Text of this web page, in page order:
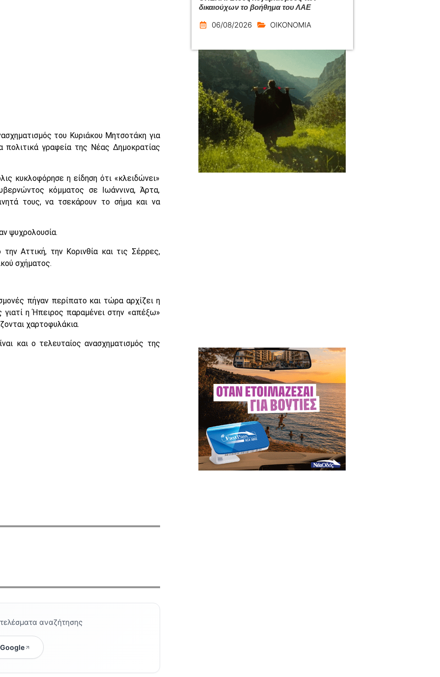
του Κυριάκου Μητσοτάκη για
γραφεία της Νέας Δημοκρατίας
κυκλοφόρησε η είδηση ότι «κλειδώνει»
κόμματος σε Ιωάννινα, Άρτα,
τους, να τσεκάρουν το σήμα και να
ψυχρολουσία.
Αττική, την Κορινθία και τις Σέρρες,
σχήματος.
πήγαν περίπατο και τώρα αρχίζει η
η Ήπειρος παραμένει στην «απέξω»
χαρτοφυλάκια.
και ο τελευταίος ανασχηματισμός της
αναζήτησης
δικαιούχων το βοήθημα του ΛΑΕ
06/08/2026 ΟΙΚΟΝΟΜΙΑ